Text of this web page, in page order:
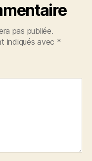
pas publiée.
indiqués avec *